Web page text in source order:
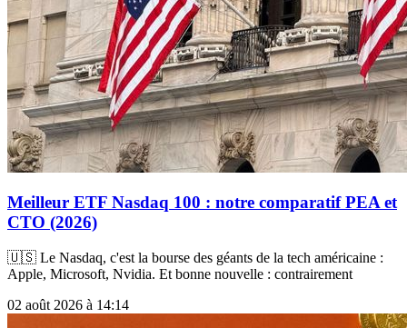
Meilleur ETF Nasdaq 100 : notre comparatif PEA et
CTO (2026)
🇺🇸 Le Nasdaq, c'est la bourse des géants de la tech américaine :
Apple, Microsoft, Nvidia. Et bonne nouvelle : contrairement
02 août 2026 à 14:14